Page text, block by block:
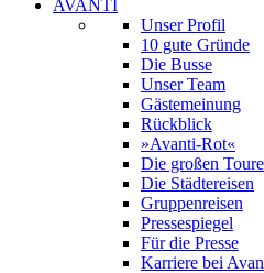
AVANTI
Unser Profil
10 gute Gründe
Die Busse
Unser Team
Gästemeinung
Rückblick
»Avanti-Rot«
Die großen
Die Städtereisen
Gruppenreisen
Pressespiegel
Für die Presse
Karriere bei